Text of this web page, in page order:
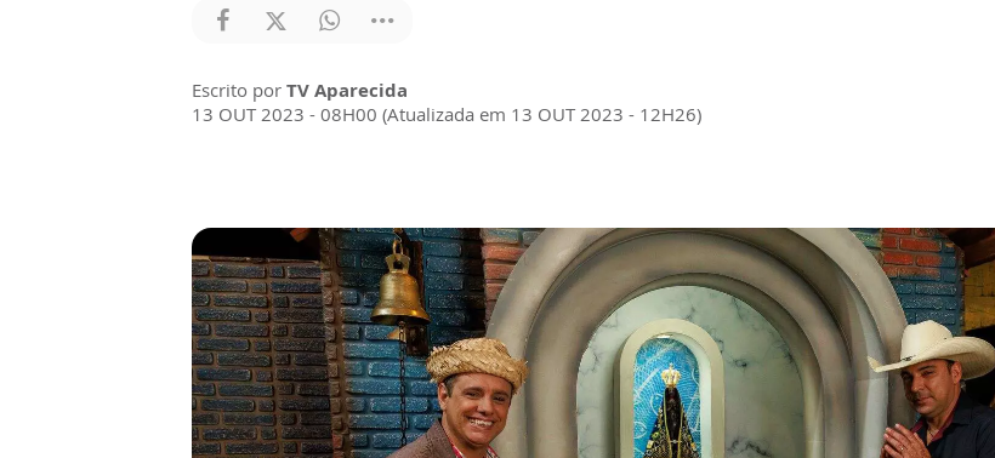
Escrito por TV Aparecida
13 OUT 2023 - 08H00 (Atualizada em 13 OUT 2023 - 12H26)